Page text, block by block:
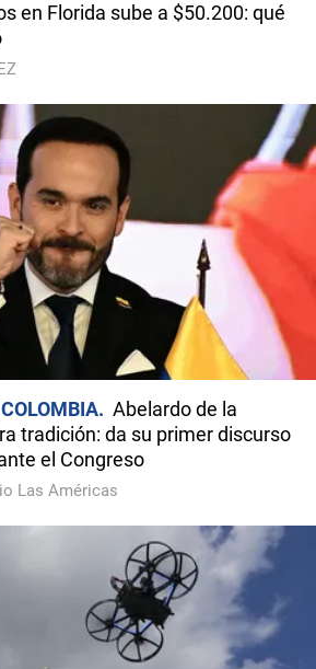
en Florida sube a $50.200: qué
Abelardo de la
tradición: da su primer discurso
el Congreso
Las Américas